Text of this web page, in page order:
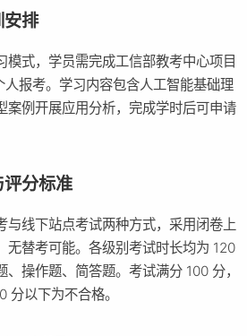
安排
式，学员需完成工信部教考中心项目
报考。学习内容包含人工智能基础理
例开展应用分析，完成学时后可申请
分标准
线下站点考试两种方式，采用闭卷上
替考可能。各级别考试时长均为 120
操作题、简答题。考试满分 100 分，
以下为不合格。